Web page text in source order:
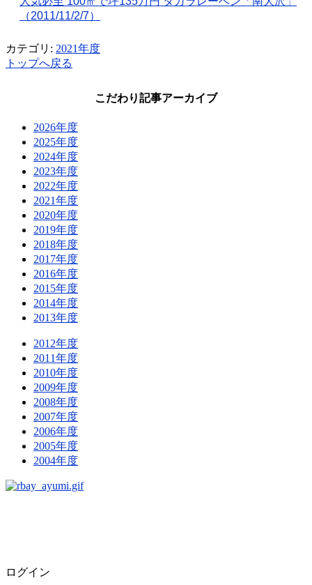
（2011/11/2/7）
カテゴリ: 2021年度
トップへ戻る
こだわり記事アーカイブ
2026年度
2025年度
2024年度
2023年度
2022年度
2021年度
2020年度
2019年度
2018年度
2017年度
2016年度
2015年度
2014年度
2013年度
2012年度
2011年度
2010年度
2009年度
2008年度
2007年度
2006年度
2005年度
2004年度
ログイン